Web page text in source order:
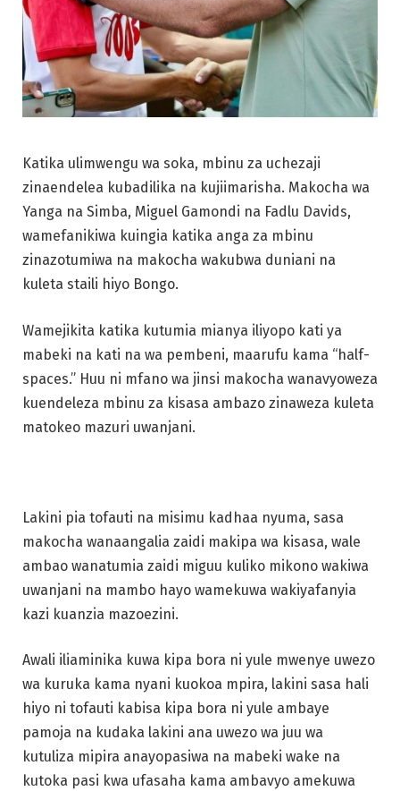
Katika ulimwengu wa soka, mbinu za uchezaji
zinaendelea kubadilika na kujiimarisha. Makocha wa
Yanga na Simba, Miguel Gamondi na Fadlu Davids,
wamefanikiwa kuingia katika anga za mbinu
zinazotumiwa na makocha wakubwa duniani na
kuleta staili hiyo Bongo.
Wamejikita katika kutumia mianya iliyopo kati ya
mabeki na kati na wa pembeni, maarufu kama “half-
spaces.” Huu ni mfano wa jinsi makocha wanavyoweza
kuendeleza mbinu za kisasa ambazo zinaweza kuleta
matokeo mazuri uwanjani.
Lakini pia tofauti na misimu kadhaa nyuma, sasa
makocha wanaangalia zaidi makipa wa kisasa, wale
ambao wanatumia zaidi miguu kuliko mikono wakiwa
uwanjani na mambo hayo wamekuwa wakiyafanyia
kazi kuanzia mazoezini.
Awali iliaminika kuwa kipa bora ni yule mwenye uwezo
wa kuruka kama nyani kuokoa mpira, lakini sasa hali
hiyo ni tofauti kabisa kipa bora ni yule ambaye
pamoja na kudaka lakini ana uwezo wa juu wa
kutuliza mipira anayopasiwa na mabeki wake na
kutoka pasi kwa ufasaha kama ambavyo amekuwa